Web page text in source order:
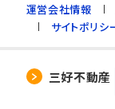
運営会社情報
サイトポリシ
三好不動産